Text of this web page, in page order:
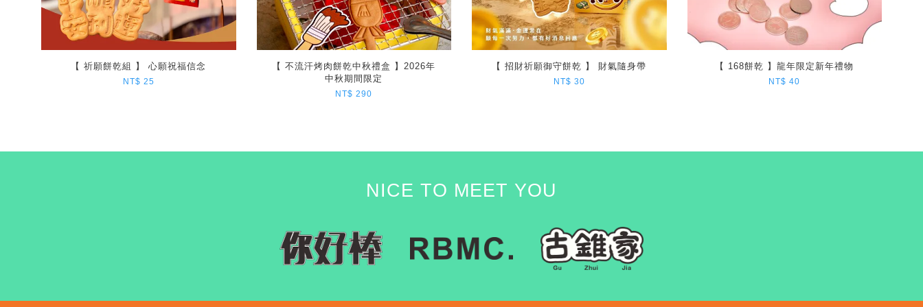
【 祈願餅乾組 】 心願祝福信念
NT$ 25
【 不流汗烤肉餅乾中秋禮盒 】2026年
中秋期間限定
NT$ 290
【 招財祈願御守餅乾 】 財氣隨身帶
NT$ 30
【 168餅乾 】龍年限定新年禮物
NT$ 40
NICE TO MEET YOU